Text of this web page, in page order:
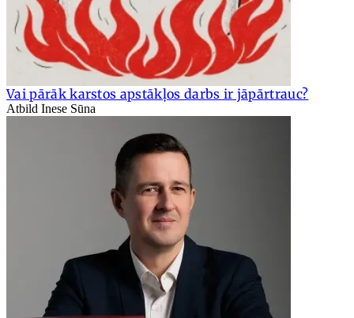
Vai pārāk karstos apstākļos darbs ir jāpārtrauc?
Atbild Inese Sūna